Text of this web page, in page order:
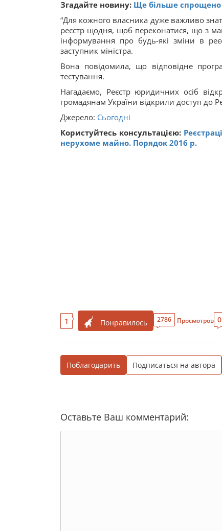
Згадайте новину: Ще більше спрощено
“Для кожного власника дуже важливо
реєстр щодня, щоб переконатися, що з
інформування про будь-які зміни в
заступник міністра.
Вона повідомила, що відповідне
тестування.
Нагадаємо, Реєстр юридичних осіб
громадянам України відкрили доступ до
Джерело: Сьогодні
Користуйтесь консультацією:
нерухоме майно. Порядок 2016 р.
1 Понравилось 2786 Просмотров 0
Поблагодарить Подписаться на автора
Оставьте Ваш комментарий: